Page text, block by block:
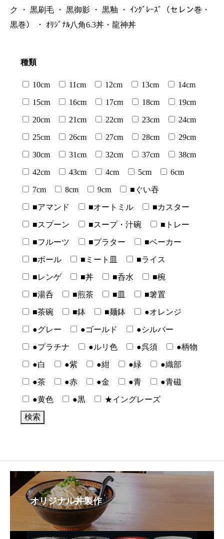
ク
・ 黒刷毛 ・ 黒御影 ・ 黒釉 ・
ｲﾝｸﾞﾚｰｽﾞ（セレン巻・
黒巻）
・ ｵﾘｼﾞﾅﾙ八角6.3丼・龍神丼
種類
10cm 11cm 12cm 13cm 14cm
15cm 16cm 17cm 18cm 19cm
20cm 21cm 22cm 23cm 24cm
25cm 26cm 27cm 28cm 29cm
30cm 31cm 32cm 37cm 38cm
42cm 43cm 4cm 5cm 6cm
7cm 8cm 9cm ■ぐい吞
■アマンド ■オートミル ■カスター
■スプーン ■スープ・汁碗 ■トレー
■フルーツ ■プラター ■ベーカー
■ボール ■ミート皿 ■ライス
■レンゲ ■丼 ■呑水 ■椀
■湯呑 ■煎茶 ■皿 ■箸置
■茶碗 ■鉢 ■麺鉢 ●オレンジ
●グレー ●ゴールド ●シルバー
●プラチナ ●ルリ色 ●呉須 ●柄物
●白 ●紫 ●紺 ●緑 ●織部
●茶 ●赤 ●金 ●青 ●青磁
●黄色 ●黒 ★イングレーズ
オリジナル丼製作